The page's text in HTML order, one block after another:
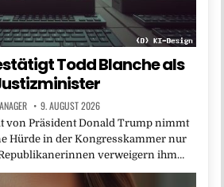
Todd Blanche als
9. AUGUST 2026
von Präsident Donald Trump nimmt
Hürde in der Kongresskammer nur
verweigern ihm…